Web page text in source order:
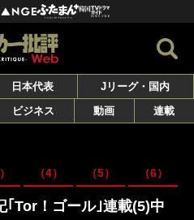
日本代表
Jリーグ・国内
ビジネス 動画 連載
（4） （5） （6）
｢Tor！ゴール｣連載(5)中